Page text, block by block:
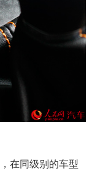
在同级别的车型